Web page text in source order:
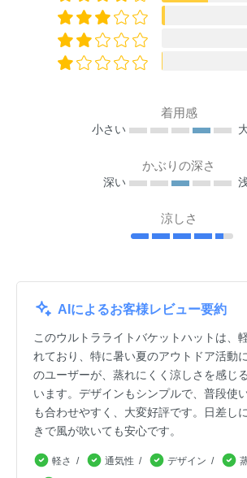
着用感
小さい
かぶりの深さ
深い
涼しさ
AIによるお客様レビュー要約
このウルトラライトバケットハットは、
れており、特に暑い夏のアウトドア活動
のユーザーが、蒸れにくく涼しさを感じ
います。デザインもシンプルで、普段使
も合わせやすく、大変好評です。日差し
きで風が吹いても安心です。
軽さ 通気性 デザイン